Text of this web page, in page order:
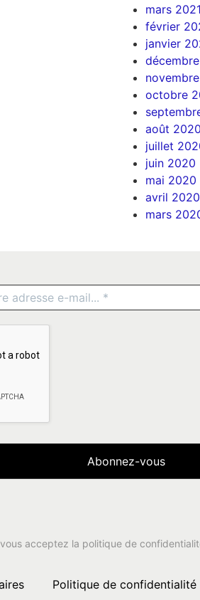
mars 2021
février
janvier
octobre
août 2020
juillet
juin 2020
mai 2020
avril 2020
mars
acceptez la politique de
Politique de confidentialité